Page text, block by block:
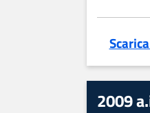
2009